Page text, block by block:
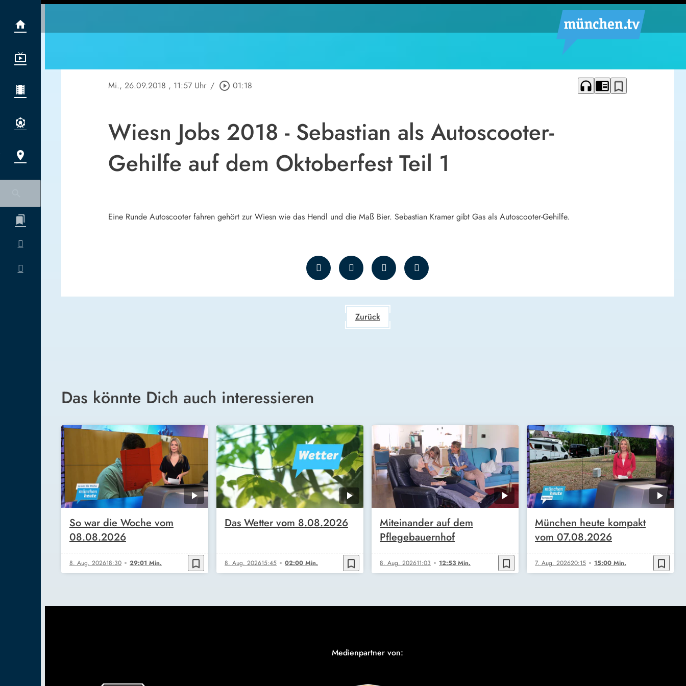
Mi., 26.09.2018 , 11:57 Uhr / play_circle_outline 01:18 headphones chrome_reader_mode bookmark_border
Wiesn Jobs 2018 - Sebastian als Autoscooter-
Gehilfe auf dem Oktoberfest Teil 1
Eine Runde Autoscooter fahren gehört zur Wiesn wie das Hendl und die Maß Bier. Sebastian Kramer gibt Gas als Autoscooter-Gehilfe.
Zurück
Das könnte Dich auch interessieren
So war die Woche vom
08.08.2026
8. Aug. 202618:30 29:01 Min. bookmark_border
Das Wetter vom 8.08.2026
8. Aug. 202615:45 02:00 Min. bookmark_border
Miteinander auf dem
Pflegebauernhof
8. Aug. 202611:03 12:53 Min. bookmark_border
München heute kompakt
vom 07.08.2026
7. Aug. 202620:15 15:00 Min. bookmark_border
Medienpartner von: